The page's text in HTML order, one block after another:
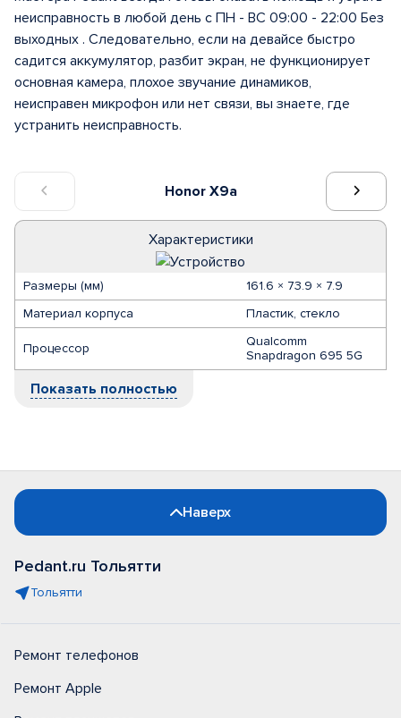
Honor X9a
Характеристики
Размеры (мм)
161.6 × 73.9 × 7.9
Материал корпуса
Пластик, стекло
Процессор
Qualcomm
Snapdragon 695 5G
Показать полностью
неисправность в любой день с ПН - ВС 09:00 - 22:00 Без
выходных . Следовательно, если на девайсе быстро
садится аккумулятор, разбит экран, не функционирует
основная камера, плохое звучание динамиков,
неисправен микрофон или нет связи, вы знаете, где
устранить неисправность.
Наверх
Pedant.ru Тольятти
Тольятти
Ремонт телефонов
Ремонт Apple